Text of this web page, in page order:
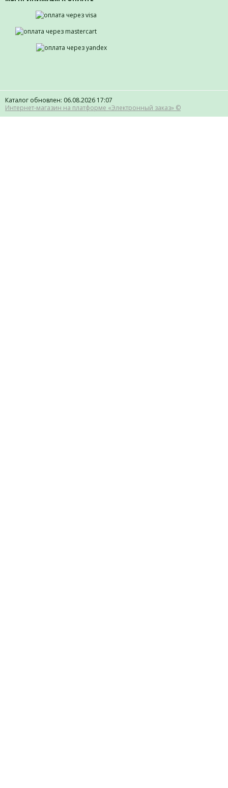
Каталог обновлен: 06.08.2026 17:07
Интернет-магазин на платформе «Электронный заказ» ©